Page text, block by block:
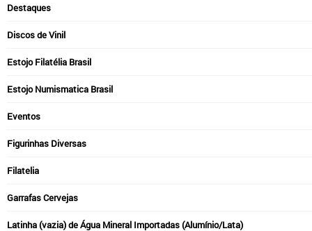
Destaques
Discos de Vinil
Estojo Filatélia Brasil
Estojo Numismatica Brasil
Eventos
Figurinhas Diversas
Filatelia
Garrafas Cervejas
Latinha (vazia) de Água Mineral Importadas (Alumínio/Lata)